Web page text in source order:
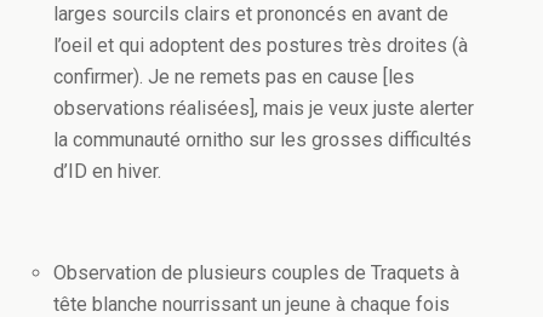
larges sourcils clairs et prononcés en avant de
l’oeil et qui adoptent des postures très droites (à
confirmer). Je ne remets pas en cause [les
observations réalisées], mais je veux juste alerter
la communauté ornitho sur les grosses difficultés
d’ID en hiver.
Observation de plusieurs couples de Traquets à
tête blanche nourrissant un jeune à chaque fois